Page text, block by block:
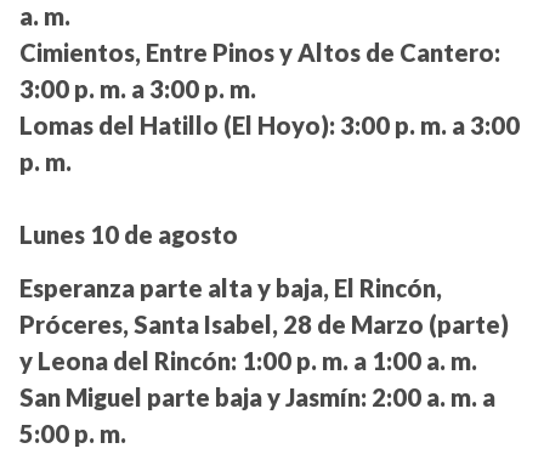
a. m.
Cimientos, Entre Pinos y Altos de Cantero:
3:00 p. m. a 3:00 p. m.
Lomas del Hatillo (El Hoyo): 3:00 p. m. a 3:00
p. m.
Lunes 10 de agosto
Esperanza parte alta y baja, El Rincón,
Próceres, Santa Isabel, 28 de Marzo (parte)
y Leona del Rincón: 1:00 p. m. a 1:00 a. m.
San Miguel parte baja y Jasmín: 2:00 a. m. a
5:00 p. m.